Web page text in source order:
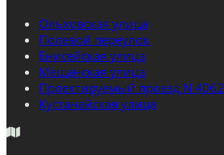
Ольховская улица
Полевой переулок
Енисейская улица
Мещанская улица
Проектируемый проезд N 4062
Кустанайская улица